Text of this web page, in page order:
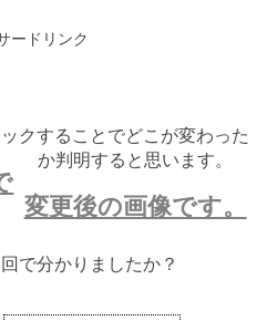
ードリンク
クすることでどこが変わった
か判明すると思います。
変更後の画像です。
で分かりましたか？